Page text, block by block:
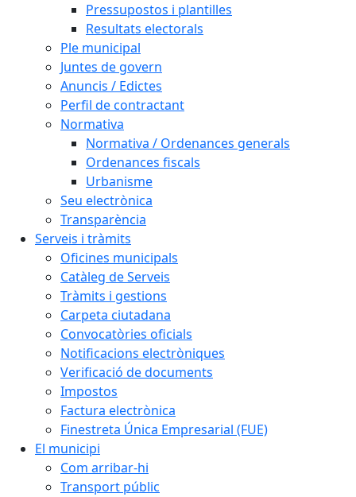
Pressupostos i plantilles
Resultats electorals
Ple municipal
Juntes de govern
Anuncis / Edictes
Perfil de contractant
Normativa
Normativa / Ordenances generals
Ordenances fiscals
Urbanisme
Seu electrònica
Transparència
Serveis i tràmits
Oficines municipals
Catàleg de Serveis
Tràmits i gestions
Carpeta ciutadana
Convocatòries oficials
Notificacions electròniques
Verificació de documents
Impostos
Factura electrònica
Finestreta Única Empresarial (FUE)
El municipi
Com arribar-hi
Transport públic